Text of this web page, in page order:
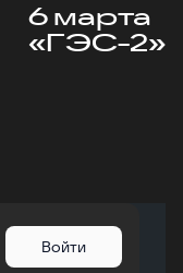
6 марта
«ГЭС-2»
Войти